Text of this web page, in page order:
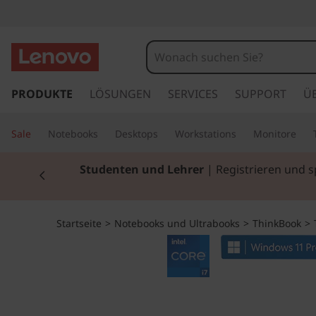
h
n
k
u
a
PRODUKTE LÖSUNGEN SERVICES SUPPORT
Sale Notebooks Desktops Workstations Monitore
Studenten und Lehrer | Registrieren und
Currently displaying item 2 of 3
Startseite > Notebooks und Ultrabooks > ThinkBook >